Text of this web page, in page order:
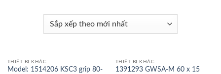
THIẾT BỊ KHÁC
Model: 1514206 KSC3 grip 80-
THIẾT BỊ KHÁC
1391293 GWSA-M 60 x 15